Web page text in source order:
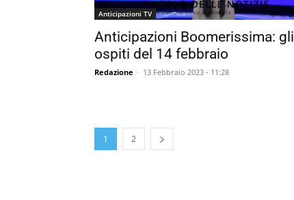
Anticipazioni TV
Anticipazioni Boomerissima: gli
ospiti del 14 febbraio
Redazione - 13 Febbraio 2023 - 11:28
1 2